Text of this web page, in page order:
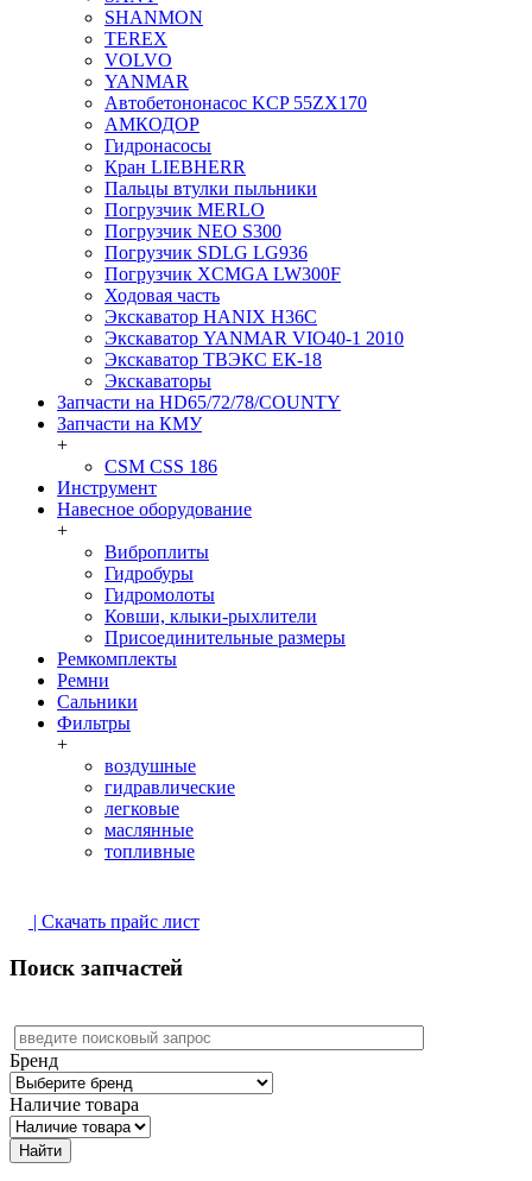
SHANMON
TEREX
VOLVO
YANMAR
Автобетононасос KCP 55ZX170
АМКОДОР
Гидронасосы
Кран LIEBHERR
Пальцы втулки пыльники
Погрузчик MERLO
Погрузчик NEO S300
Погрузчик SDLG LG936
Погрузчик XCMGA LW300F
Ходовая часть
Экскаватор HANIX H36C
Экскаватор YANMAR VIO40-1 2010
Экскаватор ТВЭКС ЕК-18
Экскаваторы
Запчасти на HD65/72/78/COUNTY
Запчасти на КМУ
+
CSM CSS 186
Инструмент
Навесное оборудование
+
Виброплиты
Гидробуры
Гидромолоты
Ковши, клыки-рыхлители
Присоединительные размеры
Ремкомплекты
Ремни
Сальники
Фильтры
+
воздушные
гидравлические
легковые
маслянные
топливные
| Скачать прайс лист
Поиск запчастей
Бренд
Наличие товара
Найти